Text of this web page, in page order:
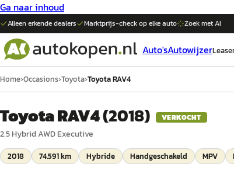
Ga naar inhoud
Alleen erkende dealers Marktprijs-check op elkeauto Zoek met AI
Auto'sAutowijzer
Home›Occasions›Toyota›Toyota RAV4
Toyota RAV4(2018) VERKOCHT
2.5 Hybrid AWD Executive
2018 74.591 km Hybride Handgeschakeld MPV